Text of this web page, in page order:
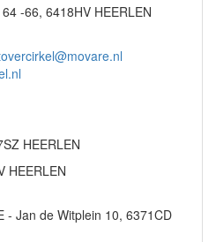
-66, 6418HV HEERLEN
HEERLEN
HEERLEN
- Jan de Witplein 10, 6371CD